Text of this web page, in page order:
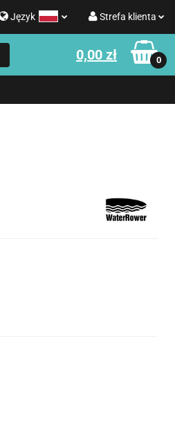
Język Strefa klienta
Zaloguj się
0,00 zł 0